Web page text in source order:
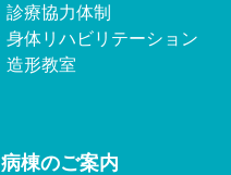
診療協力体制
身体リハビリテーション
造形教室
病棟のご案内